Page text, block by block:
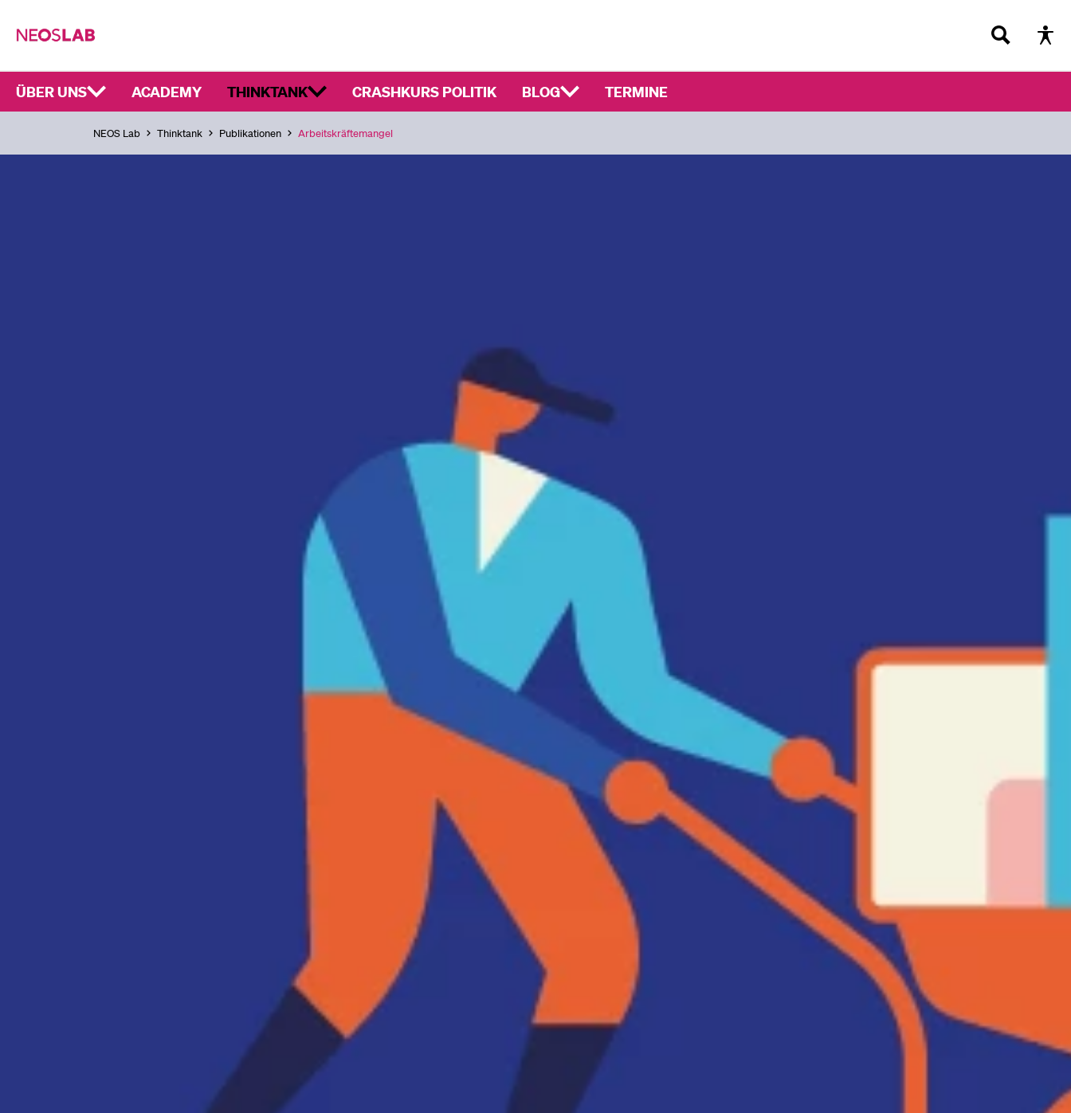
ÜBER UNS ACADEMY THINKTANK CRASHKURS POLITIK BLOG TERMINE
NEOS Lab Thinktank Publikationen Arbeitskräftemangel